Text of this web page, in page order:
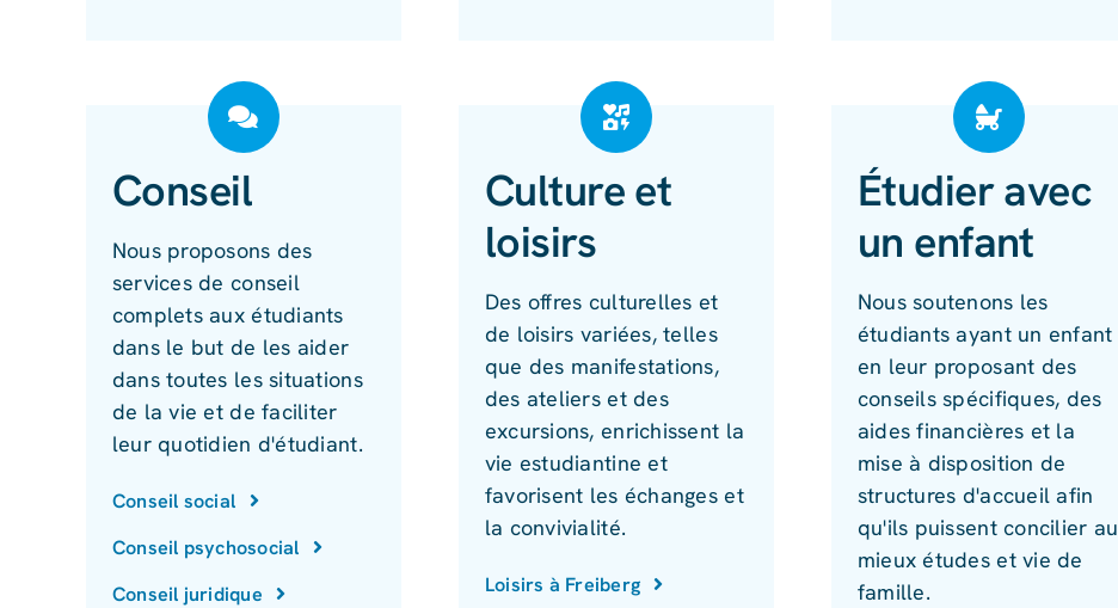
Conseil
Nous proposons des
services de conseil
complets aux étudiants
dans le but de les aider
dans toutes les situations
de la vie et de faciliter
leur quotidien d'étudiant.
Conseil social
Conseil psychosocial
Conseil juridique
Culture et
loisirs
Des offres culturelles et
de loisirs variées, telles
que des manifestations,
des ateliers et des
excursions, enrichissent la
vie estudiantine et
favorisent les échanges et
la convivialité.
Loisirs à Freiberg
Étudier avec
un enfant
Nous soutenons les
étudiants ayant un enfant
en leur proposant des
conseils spécifiques, des
aides financières et la
mise à disposition de
structures d'accueil afin
qu'ils puissent concilier au
mieux études et vie de
famille.